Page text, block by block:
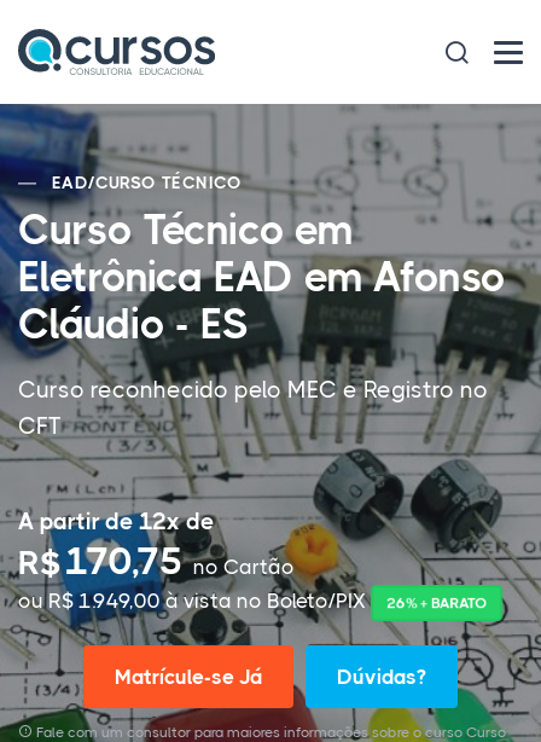
EAD/CURSO TÉCNICO
Curso Técnico em
Eletrônica EAD em Afonso
Cláudio - ES
Curso reconhecido pelo MEC e Registro no
CFT
A partir de 12x de
R$170,75no Cartão
ou R$ 1.949,00 à vista no Boleto/PIX
26% + BARATO
Matrícule-se Já Dúvidas?
Fale com um consultor para maiores informações sobre o curso Curso